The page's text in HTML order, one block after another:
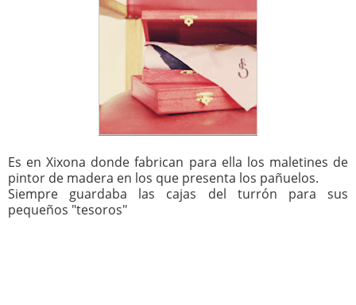
Es en Xixona donde fabrican para ella los maletines de
pintor de madera en los que presenta los pañuelos.
Siempre guardaba las cajas del turrón para sus
pequeños "tesoros"